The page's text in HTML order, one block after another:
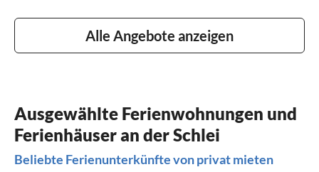
Alle Angebote anzeigen
Ausgewählte Ferienwohnungen und
Ferienhäuser an der Schlei
Beliebte Ferienunterkünfte von privat mieten